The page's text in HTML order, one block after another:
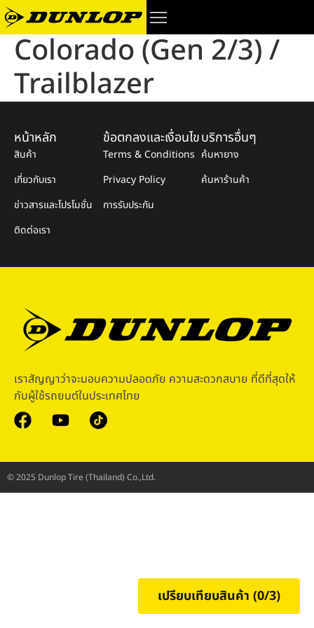
Colorado (Gen 2/3) /
Trailblazer
© 2025 Dunlop Tire (Thailand) Co.,Ltd.
เราสัญญาว่าจะมอบความปลอดภัย ความสะดวกสบาย ที่ดีที่สุดให้
กับผู้ใช้รถยนต์ในประเทศไทย
หน้าหลัก
สินค้า
เกี่ยวกับเรา
ข่าวสารและโปรโมชั่น
ติดต่อเรา
ข้อตกลงและเงื่อนไข
Terms & Conditions
Privacy Policy
การรับประกัน
บริการอื่นๆ
ค้นหายาง
ค้นหาร้านค้า
เปรียบเทียบสินค้า (0/3)